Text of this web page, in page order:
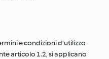
e condizioni d'utilizzo
articolo 1.2, si applicano